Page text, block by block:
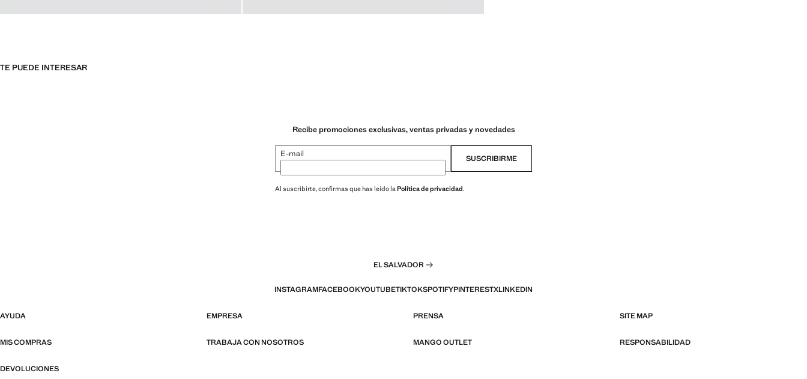
TE PUEDE INTERESAR
Recibe promociones exclusivas, ventas privadas y novedades
E-mail SUSCRIBIRME
Al suscribirte, confirmas que has leído laPolítica de privacidad.
EL SALVADOR
INSTAGRAMFACEBOOKYOUTUBETIKTOKSPOTIFYPINTERESTXLINKEDIN
AYUDA EMPRESA PRENSA SITE MAP
MIS COMPRAS TRABAJA CON NOSOTROS MANGO OUTLET RESPONSABILIDAD
DEVOLUCIONES